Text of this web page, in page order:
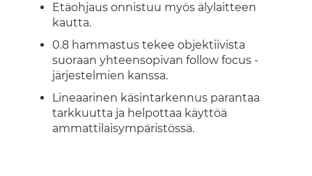
Etäohjaus onnistuu myös älylaitteen
kautta.
0.8 hammastus tekee objektiivista
suoraan yhteensopivan follow focus -
järjestelmien kanssa.
Lineaarinen käsintarkennus parantaa
tarkkuutta ja helpottaa käyttöä
ammattilaisympäristössä.